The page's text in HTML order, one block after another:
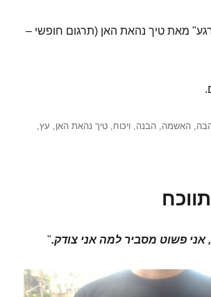
מאת טיך נהאת האן (תרגום חופשי –
,האשמה,הבנה,ויכוח,טיך נהאת האן, עץ,
אני פשוט מסביר למה אני צודק."